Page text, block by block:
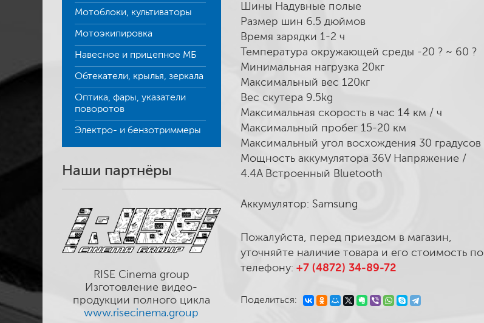
Мотоблоки, культиваторы
Мотоэкипировка
Навесное и прицепное МБ
Обтекатели, крылья, зеркала
Оптика, фары, указатели
поворотов
Электро- и бензотриммеры
Наши партнёры
RISE Cinema group
Изготовление видео-
продукции полного цикла
www.risecinema.group
Шины Надувные полые
Размер шин 6.5 дюймов
Время зарядки 1-2 ч
Температура окружающей среды -20 ? ~ 60 ?
Минимальная нагрузка 20кг
Максимальный вес 120кг
Вес скутера 9.5kg
Максимальная скорость в час 14 км / ч
Максимальный пробег 15-20 км
Максимальный угол восхождения 30 градусов
Мощность аккумулятора 36V Напряжение /
4.4A Встроенный Bluetooth
Аккумулятор: Samsung
Пожалуйста, перед приездом в магазин,
уточняйте наличие товара и его стоимость по
телефону: +7 (4872) 34-89-72
Поделиться: